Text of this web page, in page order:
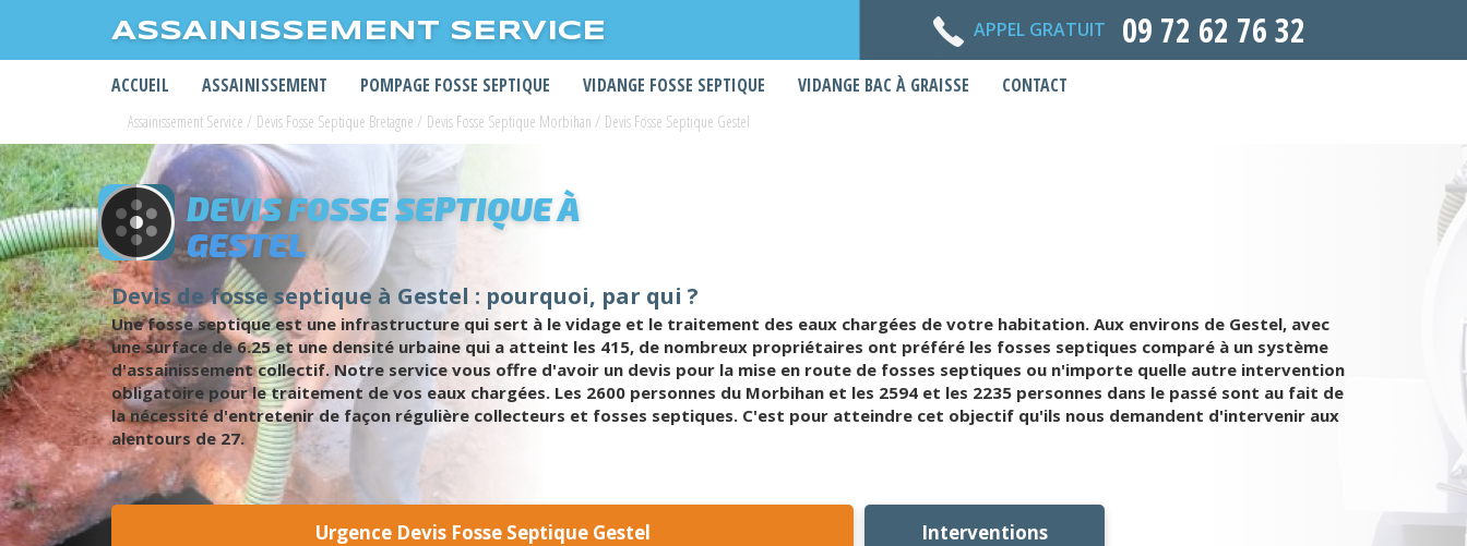
ASSAINISSEMENT SERVICE APPEL GRATUIT 09 72 62 76 32
ACCUEIL ASSAINISSEMENT POMPAGE FOSSE SEPTIQUE VIDANGE FOSSE SEPTIQUE VIDANGE BAC À GRAISSE CONTACT
Assainissement Service / Devis Fosse Septique Bretagne / Devis Fosse Septique Morbihan / Devis Fosse Septique Gestel
DEVIS FOSSE SEPTIQUE À
GESTEL
Devis de fosse septique à Gestel : pourquoi, par qui ?
Une fosse septique est une infrastructure qui sert à le vidage et le traitement des eaux chargées de votre habitation. Aux environs de Gestel, avec
une surface de 6.25 et une densité urbaine qui a atteint les 415, de nombreux propriétaires ont préféré les fosses septiques comparé à un système
d'assainissement collectif. Notre service vous offre d'avoir un devis pour la mise en route de fosses septiques ou n'importe quelle autre intervention
obligatoire pour le traitement de vos eaux chargées. Les 2600 personnes du Morbihan et les 2594 et les 2235 personnes dans le passé sont au fait de
la nécessité d'entretenir de façon régulière collecteurs et fosses septiques. C'est pour atteindre cet objectif qu'ils nous demandent d'intervenir aux
alentours de 27.
Urgence Devis Fosse Septique Gestel Interventions